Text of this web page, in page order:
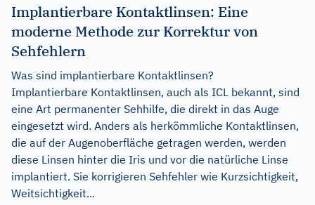
Implantierbare Kontaktlinsen: Eine
moderne Methode zur Korrektur von
Sehfehlern
Was sind implantierbare Kontaktlinsen?
Implantierbare Kontaktlinsen, auch als ICL bekannt, sind
eine Art permanenter Sehhilfe, die direkt in das Auge
eingesetzt wird. Anders als herkömmliche Kontaktlinsen,
die auf der Augenoberfläche getragen werden, werden
diese Linsen hinter die Iris und vor die natürliche Linse
implantiert. Sie korrigieren Sehfehler wie Kurzsichtigkeit,
Weitsichtigkeit...